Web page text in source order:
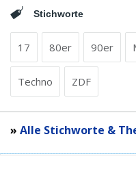
Stichworte
17 80er 90er
Techno ZDF
» Alle Stichworte &